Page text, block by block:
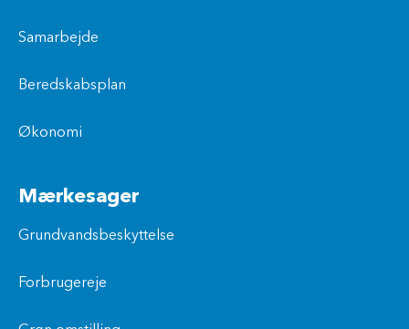
Samarbejde
Beredskabsplan
Økonomi
Mærkesager
Grundvandsbeskyttelse
Forbrugereje